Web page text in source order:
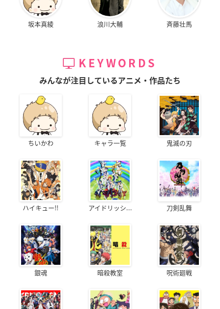
坂本真綾 浪川大輔 斉藤壮馬
KEYWORDS
みんなが注目しているアニメ・作品たち
ちいかわ キャラ一覧 鬼滅の刃
ハイキュー!! アイドリッシ... 刀剣乱舞
銀魂 暗殺教室 呪術廻戦